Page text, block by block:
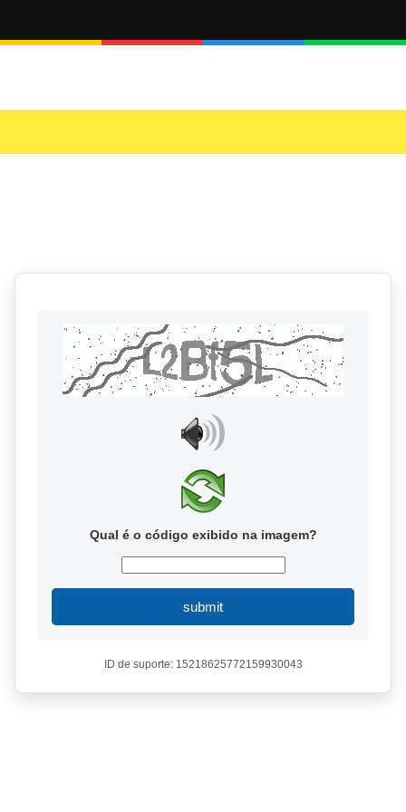
Qual é o código exibido na imagem?
submit
ID de suporte: 15218625772159930043